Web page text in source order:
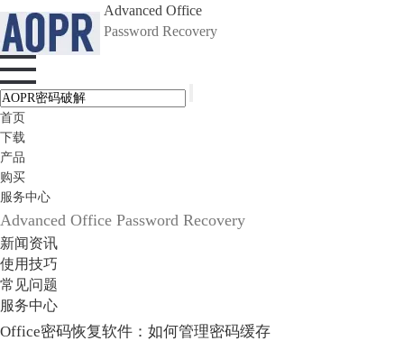
Advanced Office
Password Recovery
首页
下载
产品
购买
服务中心
Advanced Office Password Recovery
新闻资讯
使用技巧
常见问题
服务中心
Office密码恢复软件：如何管理密码缓存